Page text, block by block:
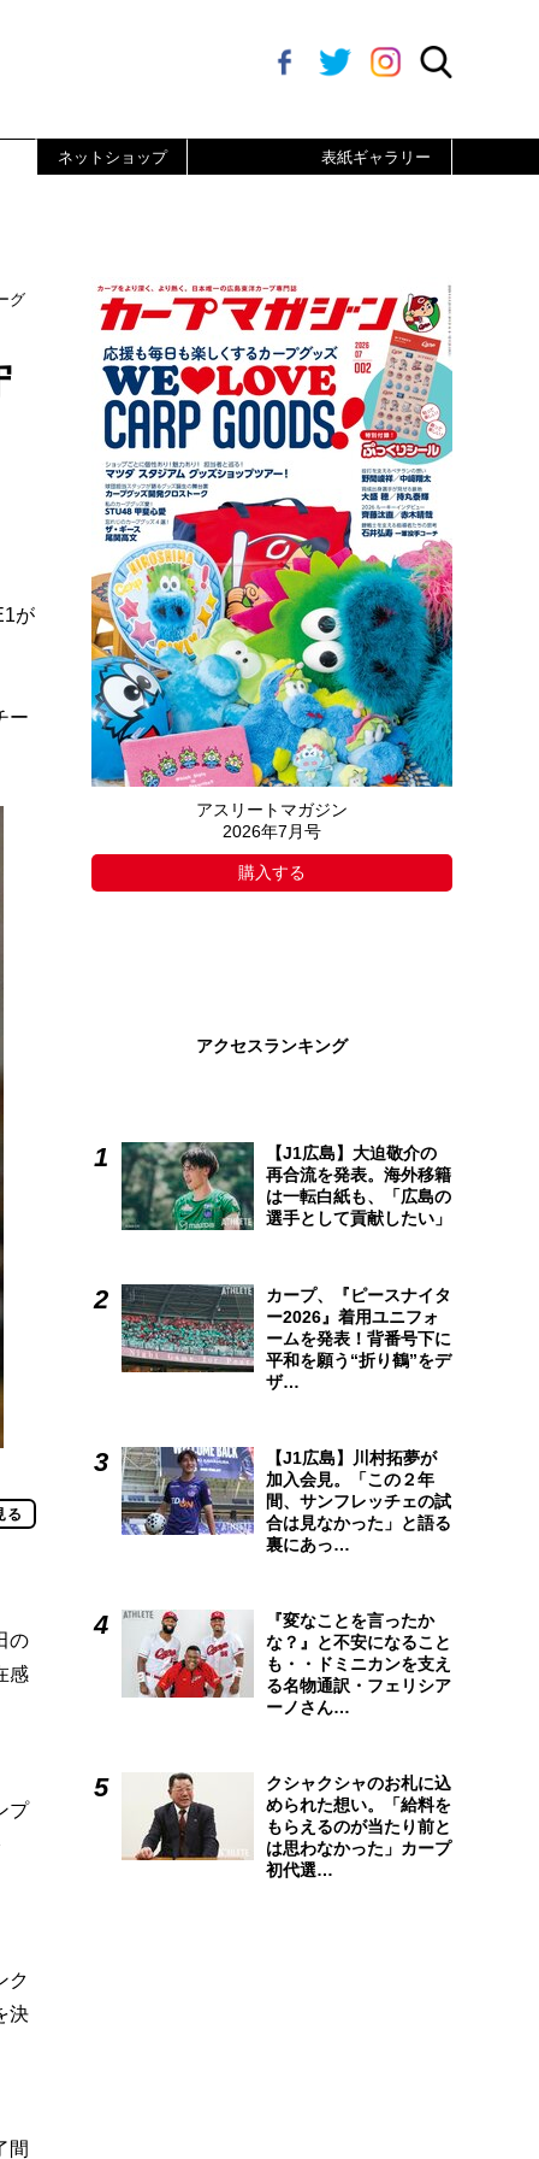
ネットショップ 表紙ギャラリー
グ
が
ー
る
の
感
プ
ク
決
間
アスリートマガジン
2026年7月号
購入する
アクセスランキング
【J1広島】大迫敬介の
再合流を発表。海外移籍
は一転白紙も、「広島の
選手として貢献したい」
カープ、『ピースナイタ
ー2026』着用ユニフォ
ームを発表！背番号下に
平和を願う“折り鶴”をデ
ザ…
【J1広島】川村拓夢が
加入会見。「この２年
間、サンフレッチェの試
合は見なかった」と語る
裏にあっ…
『変なことを言ったか
な？』と不安になること
も・・ドミニカンを支え
る名物通訳・フェリシア
ーノさん…
クシャクシャのお札に込
められた想い。「給料を
もらえるのが当たり前と
は思わなかった」カープ
初代選…